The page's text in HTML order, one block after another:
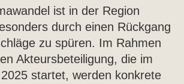
ist in der Region
durch einen Rückgang
zu spüren. Im Rahmen
Akteursbeteiligung, die im
startet, werden konkrete